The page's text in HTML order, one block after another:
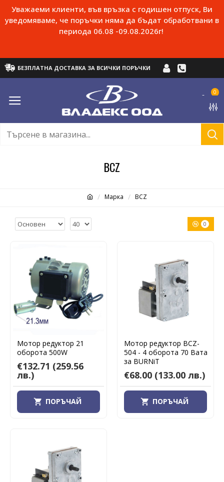
Уважаеми клиенти, във връзка с годишен отпуск, Ви
уведомяваме, че поръчки няма да бъдат обработвани в
периода 06.08 -09.08.2026г!
БЕЗПЛАТНА ДОСТАВКА ЗА ВСИЧКИ ПОРЪЧКИ
0
Марка BCZ
BCZ
0
Мотор редуктор 21
оборота 500W
€132.71 (259.56
лв.)
ПОРЪЧАЙ
Мотор редуктор BCZ-
504 - 4 оборота 70 Вата
за BURNiT
€68.00 (133.00 лв.)
ПОРЪЧАЙ